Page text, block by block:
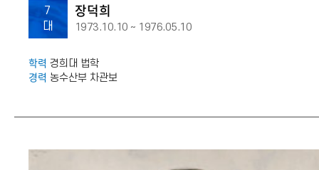
7
대
장덕희
1973.10.10 ~ 1976.05.10
학력 경희대 법학
경력 농수산부 차관보